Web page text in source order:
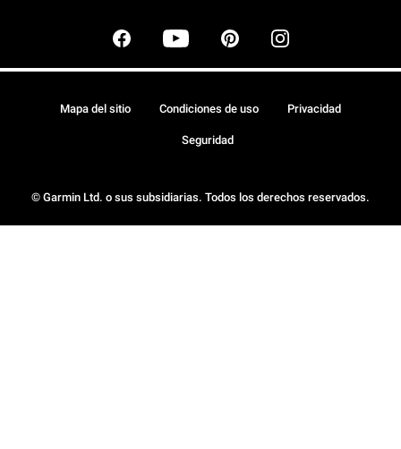
© Garmin Ltd. o sus subsidiarias. Todos los derechos reservados.
Mapa del sitio Condiciones de uso Privacidad
Seguridad